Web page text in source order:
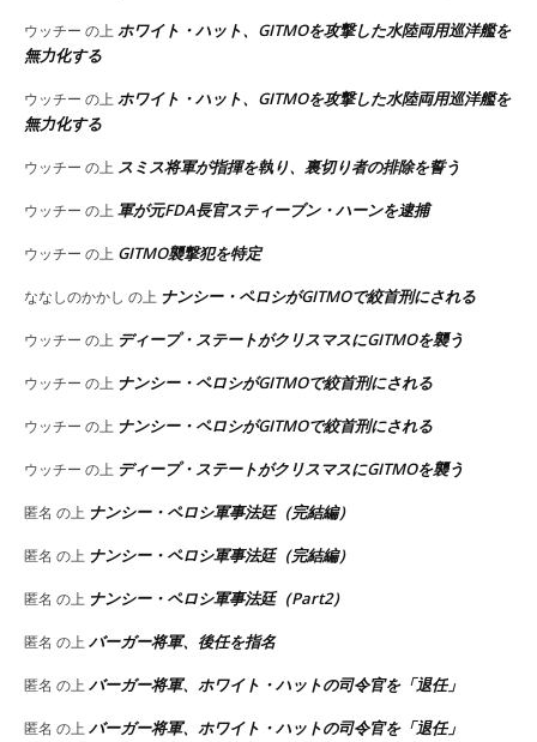
ウッチー の上 ホワイト・ハット、GITMOを攻撃した水陸両用巡洋艦を
無力化する
ウッチー の上 ホワイト・ハット、GITMOを攻撃した水陸両用巡洋艦を
無力化する
ウッチー の上 スミス将軍が指揮を執り、裏切り者の排除を誓う
ウッチー の上 軍が元FDA長官スティーブン・ハーンを逮捕
ウッチー の上 GITMO襲撃犯を特定
ななしのかかし の上 ナンシー・ペロシがGITMOで絞首刑にされる
ウッチー の上 ディープ・ステートがクリスマスにGITMOを襲う
ウッチー の上 ナンシー・ペロシがGITMOで絞首刑にされる
ウッチー の上 ナンシー・ペロシがGITMOで絞首刑にされる
ウッチー の上 ディープ・ステートがクリスマスにGITMOを襲う
匿名 の上 ナンシー・ペロシ軍事法廷（完結編）
匿名 の上 ナンシー・ペロシ軍事法廷（完結編）
匿名 の上 ナンシー・ペロシ軍事法廷（Part2）
匿名 の上 バーガー将軍、後任を指名
匿名 の上 バーガー将軍、ホワイト・ハットの司令官を「退任」
匿名 の上 バーガー将軍、ホワイト・ハットの司令官を「退任」